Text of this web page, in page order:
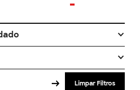
Limpar Filtros